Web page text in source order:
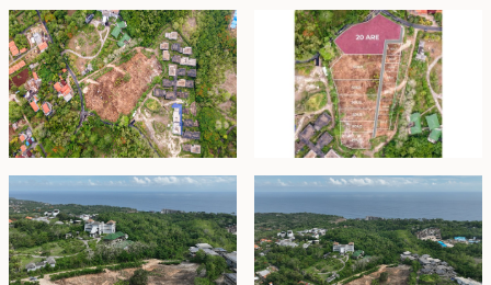
Club yang populer—hanya berjarak 1,9 kilometer—lahan
ini menyajikan peluang tak tertandingi untuk
membangun vila sewaan yang mewah.
Lahan hak milik ini sangat cocok bagi investor cerdas
yang mencari proyek properti yang istimewa. Jangan
lewatkan kesempatan untuk mendapatkan aset
properti langka ini; segera ambil tindakan untuk memiliki
bagian dari lokasi yang sangat diminati ini.